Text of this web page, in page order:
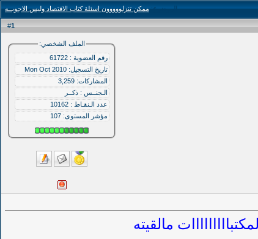
الموضوع:ممكن تنزلووووون اسئلة كتاب الاقتصاد وليس الاجوبــه
#
1
الملف الشخصي:
رقم العضوية : 61722
تاريخ التسجيل: Mon Oct 2010
المشاركات: 3,259
الـجنــس : ذكــر
عدد الـنقـاط : 10162
مؤشر المستوى:107
مالقيته